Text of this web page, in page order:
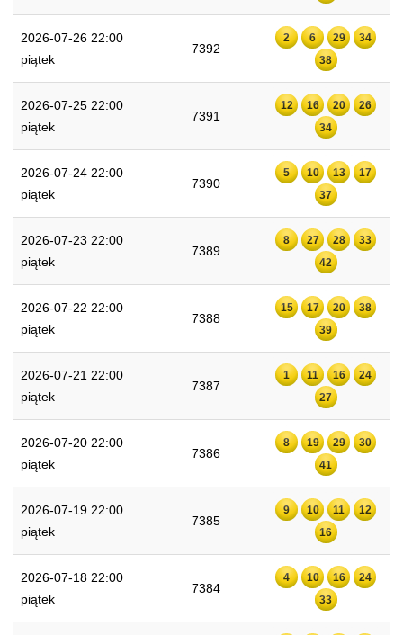
2026-07-26 22:00
piątek
7392
2 6 29
34
38
2026-07-25 22:00
piątek
7391
12 16 20
26
34
2026-07-24 22:00
piątek
7390
5 10 13
17
37
2026-07-23 22:00
piątek
7389
8 27 28
33
42
2026-07-22 22:00
piątek
7388
15 17 20
38
39
2026-07-21 22:00
piątek
7387
1 11 16
24
27
2026-07-20 22:00
piątek
7386
8 19 29
30
41
2026-07-19 22:00
piątek
7385
9 10 11
12
16
2026-07-18 22:00
piątek
7384
4 10 16
24
33